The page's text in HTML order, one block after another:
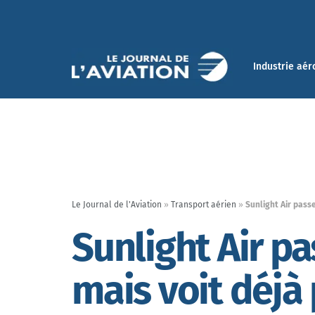
Industrie
Le Journal de l'Aviation » Transport aérien » Sunlight Air
Sunlight Air
mais voit déjà